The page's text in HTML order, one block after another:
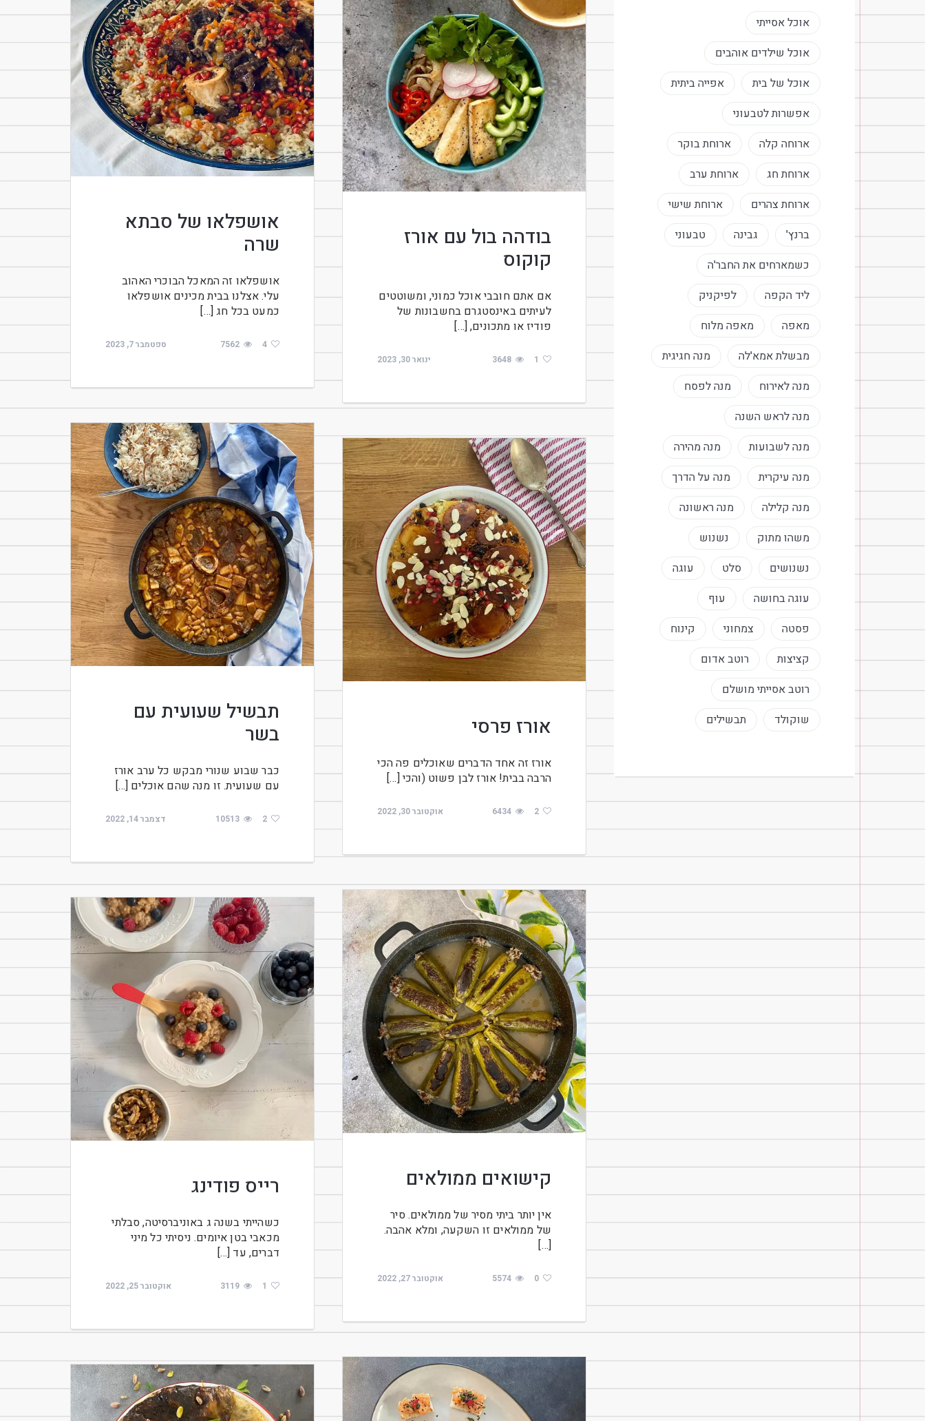
אושפלאו של סבתא
שרה
אושפלאו זה המאכל הבוכרי האהוב
עלי. אצלנו בבית מכינים אושפלאו
כמעט בכל חג […]
ספטמבר 7, 2023 7562 4
בודהה בול עם אורז
קוקוס
אם אתם חובבי אוכל כמוני, ומשוטטים
לעיתים באינסטגרם בחשבונות של
פודיז או מתכונים, […]
ינואר 30, 2023 3648 1
תבשיל שעועית עם
בשר
כבר שבוע שנורי מבקש כל ערב אורז
עם שעועית. זו מנה שהם אוכלים […]
דצמבר 14, 2022 10513 2
אורז פרסי
אורז זה אחד הדברים שאוכלים פה הכי
הרבה בבית! אורז לבן פשוט (והכי […]
אוקטובר 30, 2022 6434 2
קישואים ממולאים
אין יותר ביתי מסיר של ממולאים. סיר
של ממולאים זו השקעה, ומלא אהבה.
[…]
אוקטובר 27, 2022 5574 0
רייס פודינג
כשהייתי בשנה ג באוניברסיטה, סבלתי
מכאבי בטן איומים. ניסיתי כל מיני
דברים, עד […]
אוקטובר 25, 2022 3119 1
אוכל אסייתי
אוכל שילדים אוהבים
אוכל של בית
אפייה ביתית
אפשרות לטבעוני
ארוחה קלה
ארוחת בוקר
ארוחת חג
ארוחת ערב
ארוחת צהרים
ארוחת שישי
ברנץ'
גבינה
טבעוני
כשמארחים את החבר'ה
ליד הקפה
לפיקניק
מאפה
מאפה מלוח
מבשלת אמא'לה
מנה חגיגית
מנה לאירוח
מנה לפסח
מנה לראש השנה
מנה לשבועות
מנה מהירה
מנה עיקרית
מנה על הדרך
מנה קלילה
מנה ראשונה
משהו מתוק
נשנוש
נשנושים
סלט
עוגה
עוגה בחושה
עוף
פסטה
צמחוני
קינוח
קציצות
רוטב אדום
רוטב אסייתי מושלם
שוקולד
תבשילים